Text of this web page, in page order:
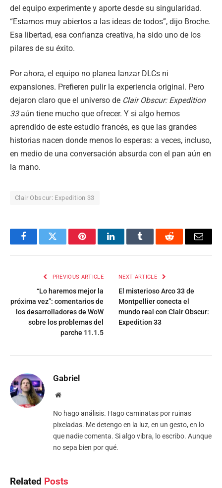
del equipo experimente y aporte desde su singularidad.
“Estamos muy abiertos a las ideas de todos”, dijo Broche.
Esa libertad, esa confianza creativa, ha sido uno de los
pilares de su éxito.
Por ahora, el equipo no planea lanzar DLCs ni
expansiones. Prefieren pulir la experiencia original. Pero
dejaron claro que el universo de Clair Obscur: Expedition
33aún tiene mucho que ofrecer. Y si algo hemos
aprendido de este estudio francés, es que las grandes
historias nacen donde menos lo esperas: a veces, incluso,
en medio de una conversación absurda con el pan aún en
la mano.
Clair Obscur: Expedition 33
FacebookTwitter PinterestLinkedInTumblr Reddit Email
PREVIOUS ARTICLE
“Lo haremos mejor la
próxima vez”: comentarios de
los desarrolladores de WoW
sobre los problemas del
parche 11.1.5
NEXT ARTICLE
El misterioso Arco 33 de
Montpellier conecta el
mundo real con Clair Obscur:
Expedition 33
Gabriel
Website
No hago análisis. Hago caminatas por ruinas
pixeladas. Me detengo en la luz, en un gesto, en lo
que nadie comenta. Si algo vibra, lo escribo. Aunque
no sepa bien por qué.
Related Posts